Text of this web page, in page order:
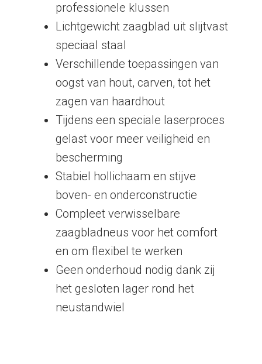
professionele klussen
Lichtgewicht zaagblad uit slijtvast
speciaal staal
Verschillende toepassingen van
oogst van hout, carven, tot het
zagen van haardhout
Tijdens een speciale laserproces
gelast voor meer veiligheid en
bescherming
Stabiel hollichaam en stijve
boven- en onderconstructie
Compleet verwisselbare
zaagbladneus voor het comfort
en om flexibel te werken
Geen onderhoud nodig dank zij
het gesloten lager rond het
neustandwiel